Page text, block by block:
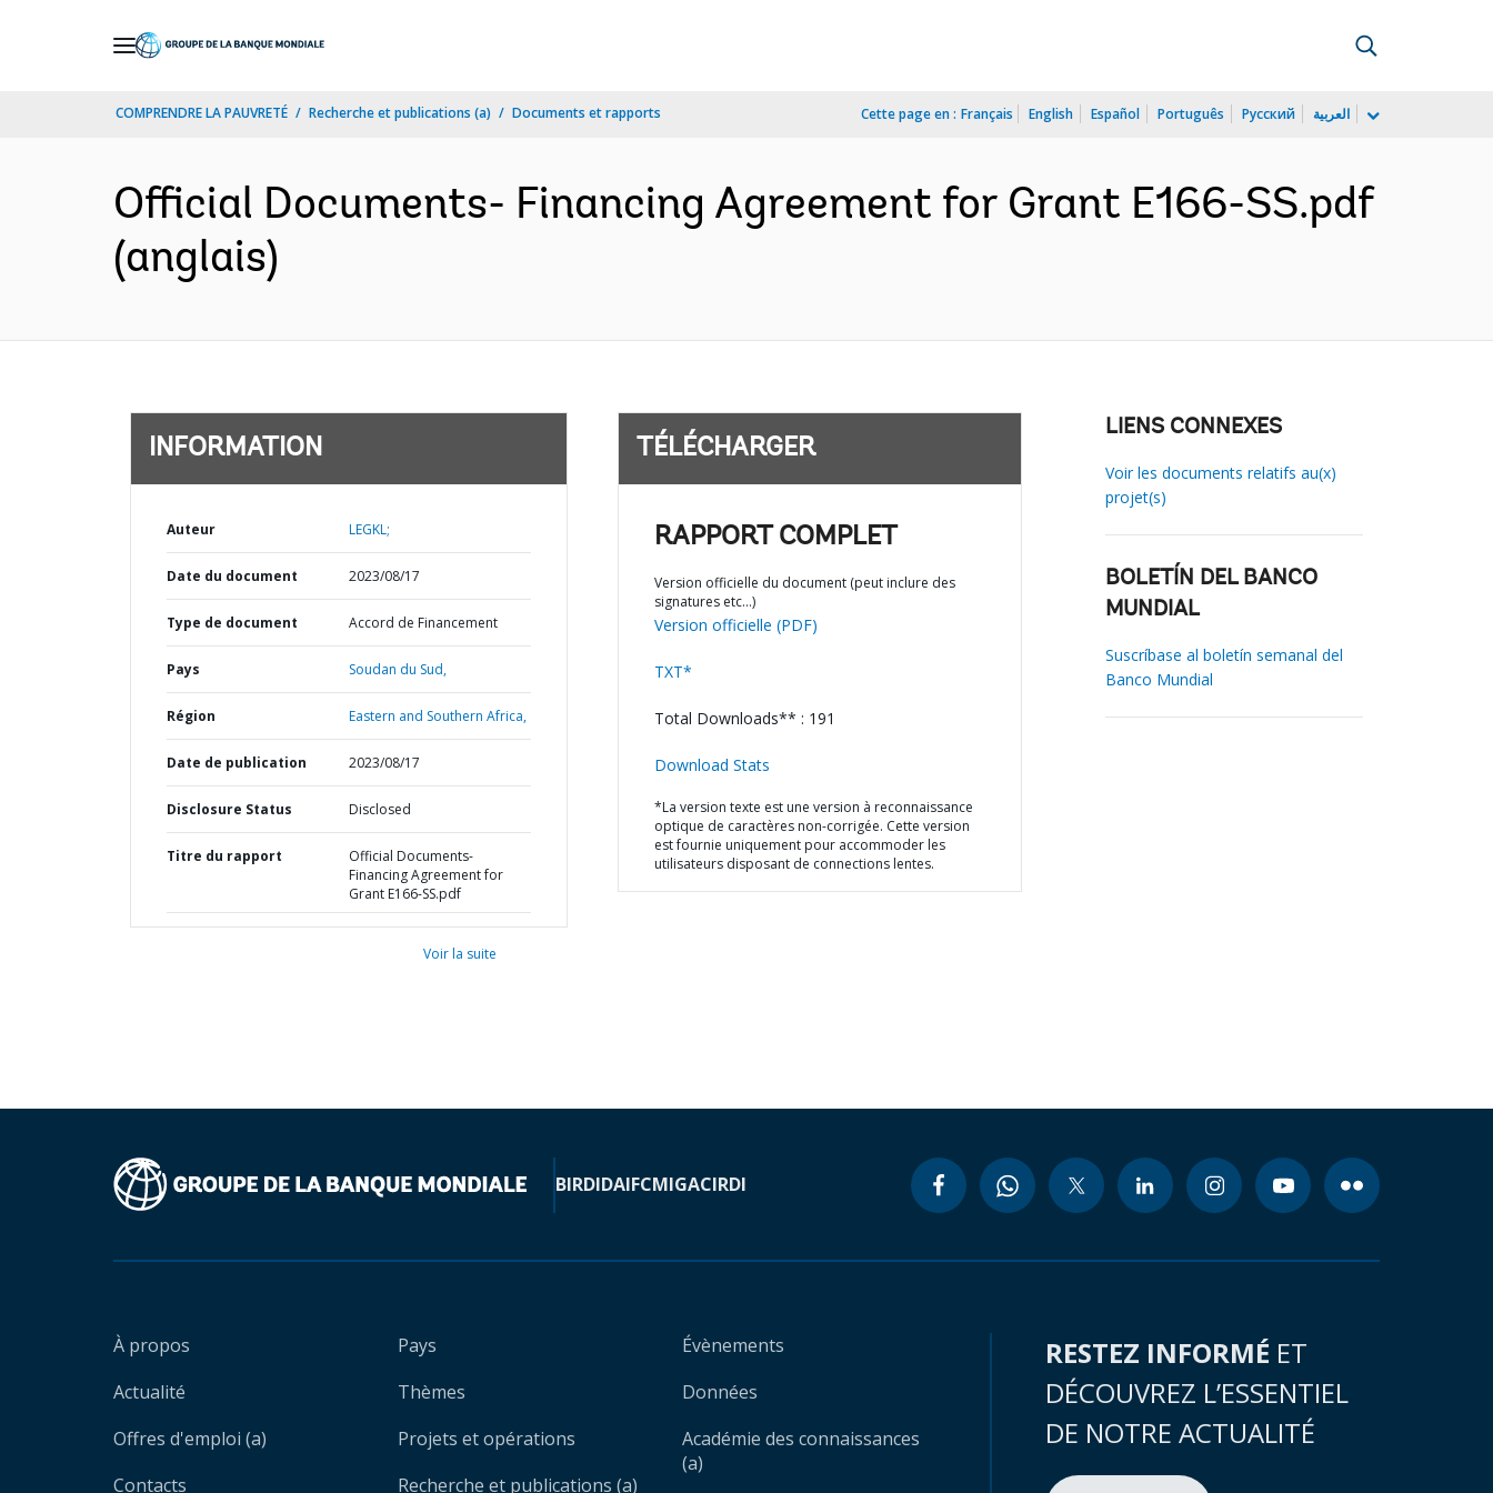
COMPRENDRE LA PAUVRETÉ Recherche et publications (a) Documents et rapports Cette page en : Français English Español Português Русский العربية
Official Documents- Financing Agreement for Grant E166-SS.pdf
(anglais)
INFORMATION
Auteur LEGKL;
Date du document 2023/08/17
Type de document Accord de Financement
Pays Soudan du Sud,
Région Eastern and Southern Africa,
Date de publication 2023/08/17
Disclosure Status Disclosed
Titre du rapport
Official Documents-
Financing Agreement for
Grant E166-SS.pdf
Voir la suite
TÉLÉCHARGER
RAPPORT COMPLET
Version officielle du document (peut inclure des
signatures etc…)
Version officielle (PDF)
TXT*
Total Downloads** : 191
Download Stats
*La version texte est une version à reconnaissance
optique de caractères non-corrigée. Cette version
est fournie uniquement pour accommoder les
utilisateurs disposant de connections lentes.
LIENS CONNEXES
Voir les documents relatifs au(x)
projet(s)
BOLETÍN DEL BANCO
MUNDIAL
Suscríbase al boletín semanal del
Banco Mundial
BIRDIDAIFCMIGACIRDI
À propos
Actualité
Offres d'emploi (a)
Contacts
Pays
Thèmes
Projets et opérations
Recherche et publications (a)
Évènements
Données
Académie des connaissances
(a)
RESTEZ INFORMÉ ET
DÉCOUVREZ L’ESSENTIEL
DE NOTRE ACTUALITÉ